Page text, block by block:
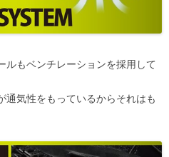
もベンチレーションを採用して
通気性をもっているからそれはも